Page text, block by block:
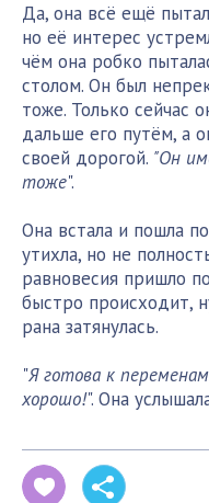
Да, она всё ещё
но её интерес
чём она робко
столом. Он был
тоже. Только сейчас
дальше его путём, а
своей дорогой. "Он
тоже".
Она встала и пошла
утихла, но не
равновесия пришло
быстро происходит,
рана затянулась.
"Я готова к
хорошо!". Она